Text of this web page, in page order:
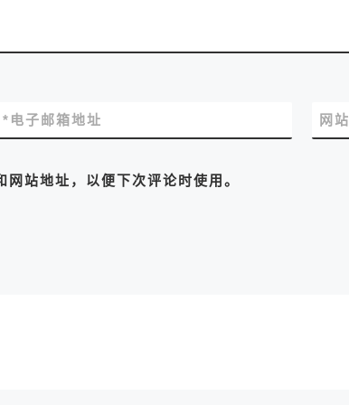
电子邮箱地址
* 网
站地址，以便下次评论时使用。